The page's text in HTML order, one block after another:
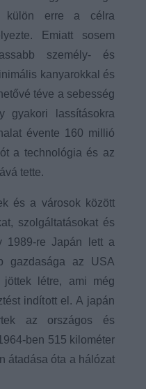
külön erre a célra
Emiatt sosem
személy- és
kanyarokkal és
téve a sebesség
gyakori lassításokra
évente 160 millió
a technológia és az
tette.
és a városok között
szolgáltatásokat és
1989-re Japán lett a
gazdasága az USA
jöttek létre, ami még
indított el. A japán
az országos és
ben 515 kilométer
átadása óta a hálózat